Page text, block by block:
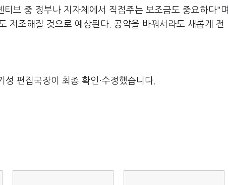
브 중 정부나 지자체에서 직접주는 보조금도 중요하다"며
저조해질 것으로 예상된다. 공약을 바꿔서라도 새롭게 전
편집국장이 최종 확인·수정했습니다.